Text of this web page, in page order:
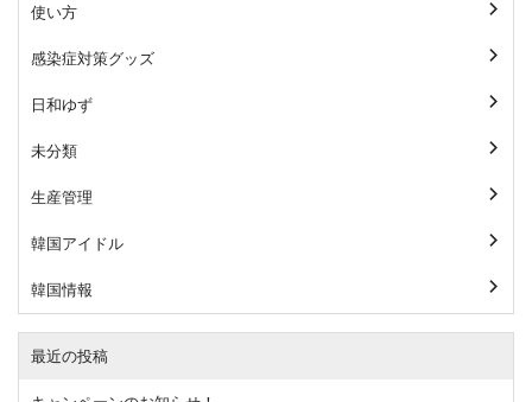
使い方
感染症対策グッズ
日和ゆず
未分類
生産管理
韓国アイドル
韓国情報
最近の投稿